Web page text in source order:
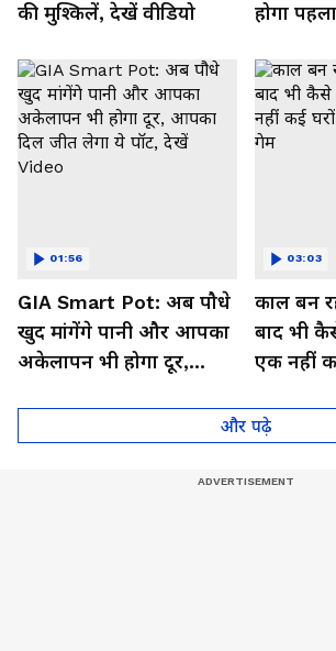
की मुश्किलें, देखें वीडियो
होगा
GIA Smart Pot: अब पौधे
खुद मांगेंगे पानी और आपका
अकेलापन भी होगा दूर,
01:56
काल बन
बाद भी
एक नहीं
03:03
और पढ़े